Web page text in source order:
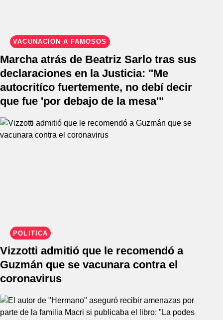
VACUNACIÓN A FAMOSOS
Marcha atrás de Beatriz Sarlo tras sus
declaraciones en la Justicia: "Me
autocritíco fuertemente, no debí decir
que fue 'por debajo de la mesa'"
POLÍTICA
Vizzotti admitió que le recomendó a
Guzmán que se vacunara contra el
coronavirus